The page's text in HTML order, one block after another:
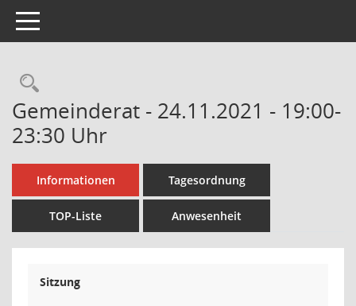
Toggle navigation
Rechercheauswahl
Gemeinderat - 24.11.2021 - 19:00-
23:30 Uhr
Informationen Tagesordnung
TOP-Liste Anwesenheit
Sitzung